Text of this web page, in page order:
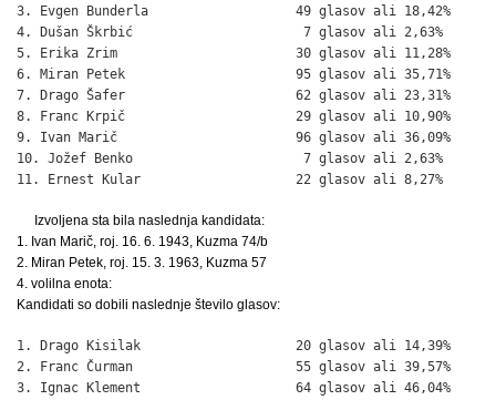
3. Evgen Bunderla                   49 glasov ali 18,42%
4. Dušan Škrbić                      7 glasov ali 2,63%
5. Erika Zrim                       30 glasov ali 11,28%
6. Miran Petek                      95 glasov ali 35,71%
7. Drago Šafer                      62 glasov ali 23,31%
8. Franc Krpič                      29 glasov ali 10,90%
9. Ivan Marič                       96 glasov ali 36,09%
10. Jožef Benko                      7 glasov ali 2,63%
11. Ernest Kular                    22 glasov ali 8,27%
Izvoljena sta bila naslednja kandidata:
1. Ivan Marič, roj. 16. 6. 1943, Kuzma 74/b
2. Miran Petek, roj. 15. 3. 1963, Kuzma 57
4. volilna enota:
Kandidati so dobili naslednje število glasov:
1. Drago Kisilak                    20 glasov ali 14,39%
2. Franc Čurman                     55 glasov ali 39,57%
3. Ignac Klement                    64 glasov ali 46,04%